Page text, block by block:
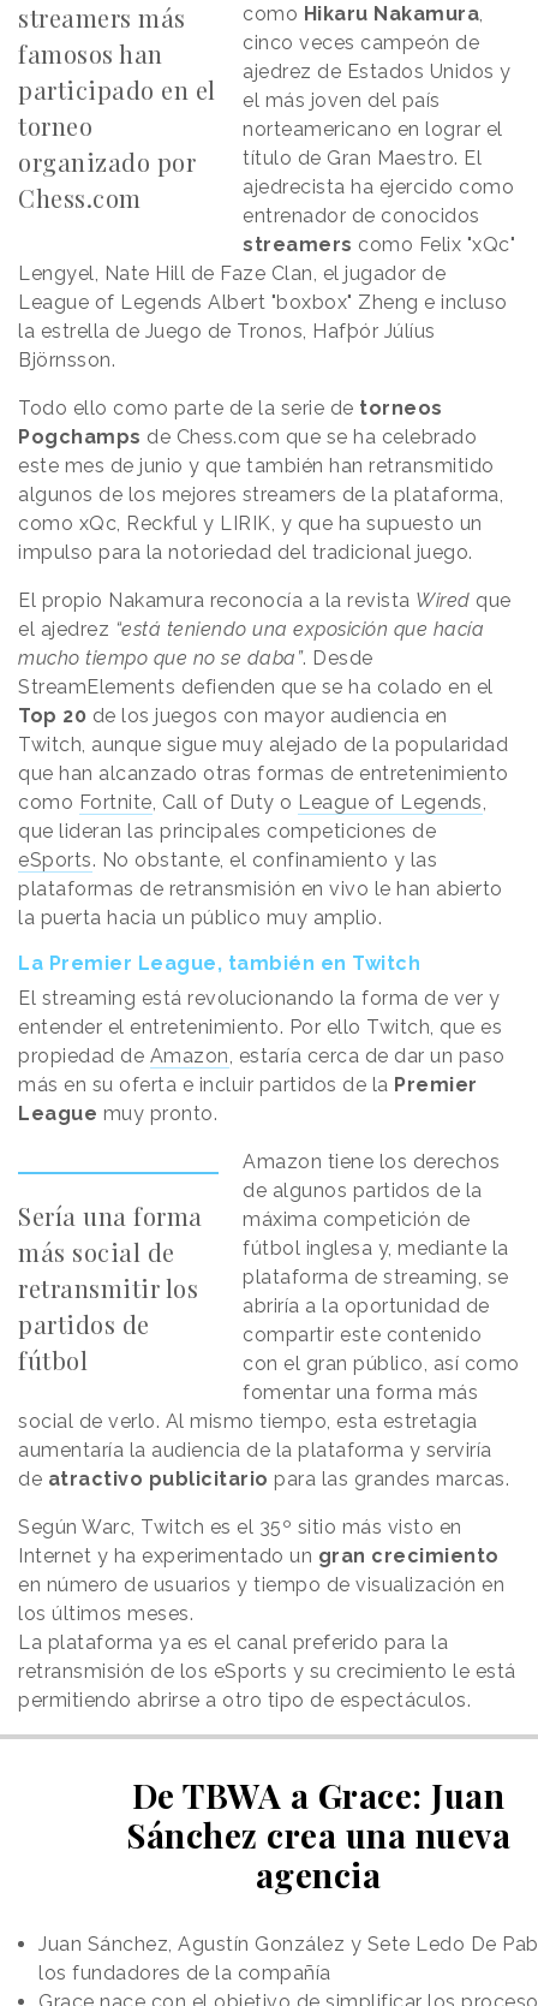
streamers más
famosos han
participado en el
torneo
organizado por
Chess.com
como Hikaru Nakamura,
cinco veces campeón de
ajedrez de Estados Unidos y
el más joven del país
norteamericano en lograr el
título de Gran Maestro. El
ajedrecista ha ejercido como
entrenador de conocidos
streamers como Felix "xQc"
Lengyel, Nate Hill de Faze Clan, el jugador de
League of Legends Albert "boxbox" Zheng e incluso
la estrella de Juego de Tronos, Hafþór Júlíus
Björnsson.
Todo ello como parte de la serie de torneos
Pogchamps de Chess.com que se ha celebrado
este mes de junio y que también han retransmitido
algunos de los mejores streamers de la plataforma,
como xQc, Reckful y LIRIK, y que ha supuesto un
impulso para la notoriedad del tradicional juego.
El propio Nakamura reconocía a la revista Wired que
el ajedrez “está teniendo una exposición que hacía
mucho tiempo que no se daba”. Desde
StreamElements defienden que se ha colado en el
Top 20 de los juegos con mayor audiencia en
Twitch, aunque sigue muy alejado de la popularidad
que han alcanzado otras formas de entretenimiento
como Fortnite, Call of Duty o League of Legends,
que lideran las principales competiciones de
eSports. No obstante, el confinamiento y las
plataformas de retransmisión en vivo le han abierto
la puerta hacia un público muy amplio.
La Premier League, también en Twitch
El streaming está revolucionando la forma de ver y
entender el entretenimiento. Por ello Twitch, que es
propiedad de Amazon, estaría cerca de dar un paso
más en su oferta e incluir partidos de la Premier
League muy pronto.
Sería una forma
más social de
retransmitir los
partidos de
fútbol
Amazon tiene los derechos
de algunos partidos de la
máxima competición de
fútbol inglesa y, mediante la
plataforma de streaming, se
abriría a la oportunidad de
compartir este contenido
con el gran público, así como
fomentar una forma más
social de verlo. Al mismo tiempo, esta estretagia
aumentaría la audiencia de la plataforma y serviría
de atractivo publicitario para las grandes marcas.
Según Warc, Twitch es el 35º sitio más visto en
Internet y ha experimentado un gran crecimiento
en número de usuarios y tiempo de visualización en
los últimos meses.
La plataforma ya es el canal preferido para la
retransmisión de los eSports y su crecimiento le está
permitiendo abrirse a otro tipo de espectáculos.
De TBWA a Grace: Juan
Sánchez crea una nueva
agencia
Juan Sánchez, Agustín González y Sete Ledo De
los fundadores de la compañía